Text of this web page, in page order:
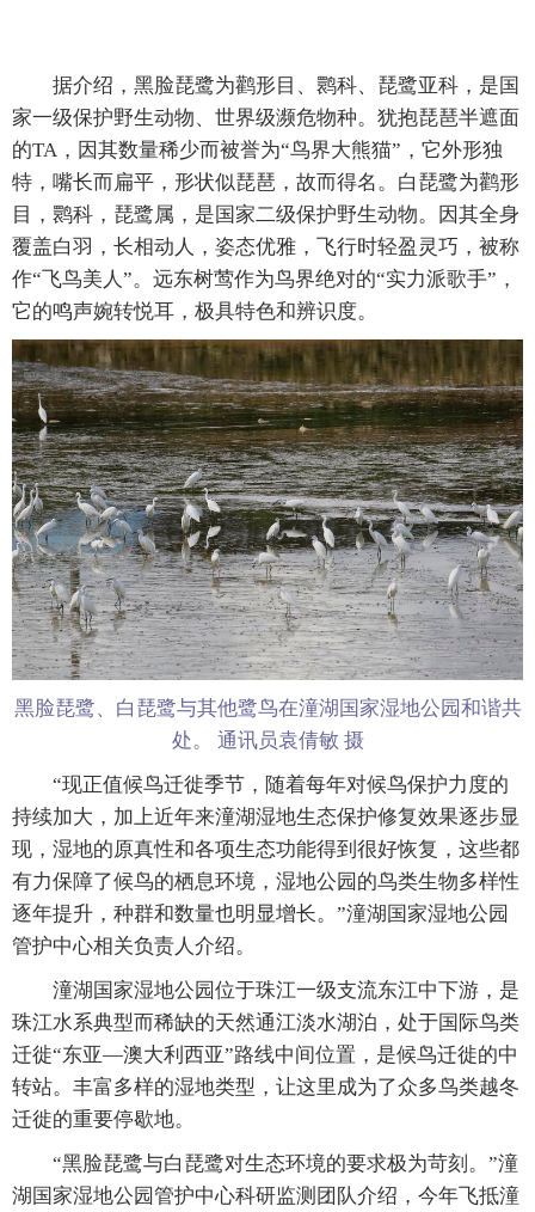
据介绍，黑脸琵鹭为鹳形目、鹮科、琵鹭亚科，是国
家一级保护野生动物、世界级濒危物种。犹抱琵琶半遮面
的TA，因其数量稀少而被誉为“鸟界大熊猫”，它外形独
特，嘴长而扁平，形状似琵琶，故而得名。白琵鹭为鹳形
目，鹮科，琵鹭属，是国家二级保护野生动物。因其全身
覆盖白羽，长相动人，姿态优雅，飞行时轻盈灵巧，被称
作“飞鸟美人”。远东树莺作为鸟界绝对的“实力派歌手”，
它的鸣声婉转悦耳，极具特色和辨识度。
黑脸琵鹭、白琵鹭与其他鹭鸟在潼湖国家湿地公园和谐共
处。 通讯员袁倩敏 摄
“现正值候鸟迁徙季节，随着每年对候鸟保护力度的
持续加大，加上近年来潼湖湿地生态保护修复效果逐步显
现，湿地的原真性和各项生态功能得到很好恢复，这些都
有力保障了候鸟的栖息环境，湿地公园的鸟类生物多样性
逐年提升，种群和数量也明显增长。”潼湖国家湿地公园
管护中心相关负责人介绍。
潼湖国家湿地公园位于珠江一级支流东江中下游，是
珠江水系典型而稀缺的天然通江淡水湖泊，处于国际鸟类
迁徙“东亚—澳大利西亚”路线中间位置，是候鸟迁徙的中
转站。丰富多样的湿地类型，让这里成为了众多鸟类越冬
迁徙的重要停歇地。
“黑脸琵鹭与白琵鹭对生态环境的要求极为苛刻。”潼
湖国家湿地公园管护中心科研监测团队介绍，今年飞抵潼